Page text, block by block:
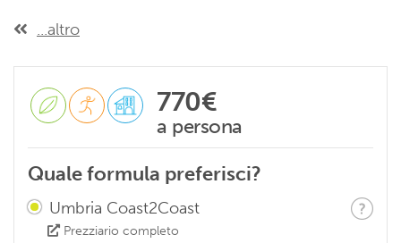
...altro
770€
a persona
Quale formula preferisci?
Umbria Coast2Coast
Prezziario completo